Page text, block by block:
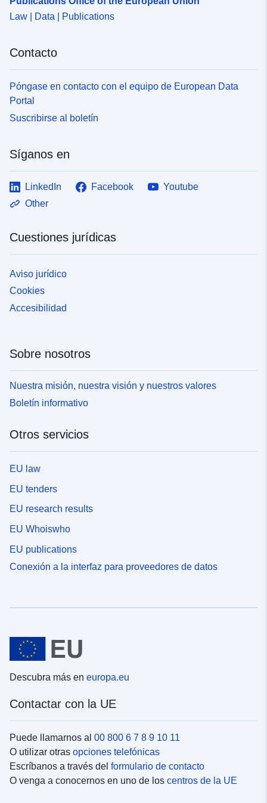
Law | Data | Publications
Contacto
Póngase en contacto con el equipo de European Data
Portal
Suscribirse al boletín
Síganos en
LinkedIn Facebook
Youtube
Other
Cuestiones jurídicas
Aviso jurídico
Cookies
Accesibilidad
Sobre nosotros
Nuestra misión, nuestra visión y nuestros valores
Boletín informativo
Otros servicios
EU law
EU tenders
EU research results
EU Whoiswho
EU publications
Conexión a la interfaz para proveedores de datos
Descubra más en europa.eu
Contactar con la UE
Puede llamarnos al 00 800 6 7 8 9 10 11
O utilizar otras opciones telefónicas
Escríbanos a través del formulario de contacto
O venga a conocernos en uno de los centros de la UE